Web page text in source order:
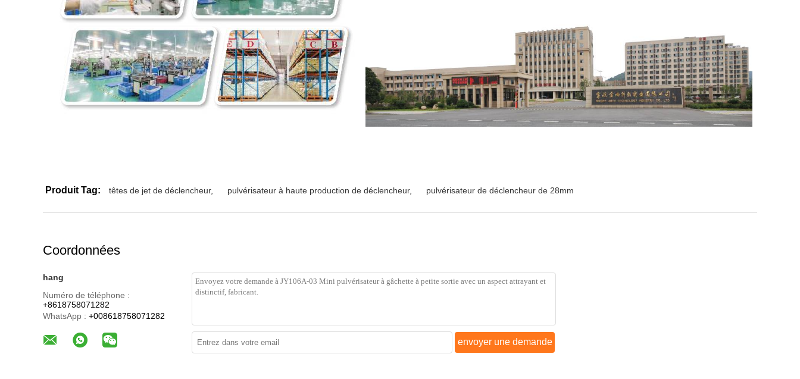
Produit Tag: têtes de jet de déclencheur, pulvérisateur à haute production de déclencheur, pulvérisateur de déclencheur de 28mm
Coordonnées
hang
Numéro de téléphone :
+8618758071282
WhatsApp : +008618758071282
envoyer une demande